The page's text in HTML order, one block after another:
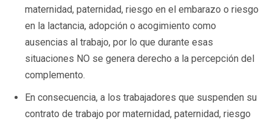
maternidad, paternidad, riesgo en el embarazo o riesgo
en la lactancia, adopción o acogimiento como
ausencias al trabajo, por lo que durante esas
situaciones NO se genera derecho a la percepción del
complemento.
En consecuencia, a los trabajadores que suspenden su
contrato de trabajo por maternidad, paternidad, riesgo